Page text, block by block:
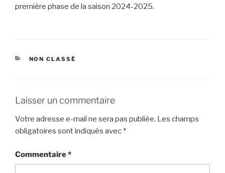
première phase de la saison 2024-2025.
CATÉGORIES
NON CLASSÉ
Laisser un commentaire
Votre adresse e-mail ne sera pas publiée. Les champs
obligatoires sont indiqués avec *
Commentaire*